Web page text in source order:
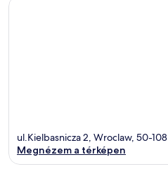
ul.Kielbasnicza 2, Wroclaw, 50-108
Megnézem a térképen